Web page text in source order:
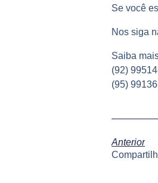
Se você
Nos siga
Saiba
(92)
(95)
Anterior